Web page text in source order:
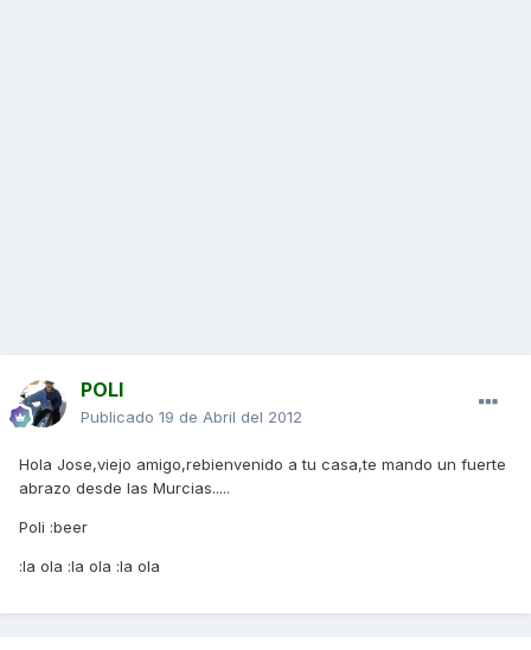
POLI
Publicado 19 de Abril del 2012
Hola Jose,viejo amigo,rebienvenido a tu casa,te mando un fuerte
abrazo desde las Murcias.....
Poli :beer
:la ola :la ola :la ola